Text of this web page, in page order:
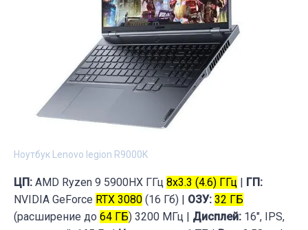
Ноутбук Lenovo legion R9000K
ЦП: AMD Ryzen 9 5900HX ГГц 8x3.3 (4.6) ГГц
ГП:
NVIDIA GeForce RTX 3080 (16 Гб) | ОЗУ: 32 ГБ
(расширение до 64 ГБ) 3200 МГц | Дисплей: 16", IPS,